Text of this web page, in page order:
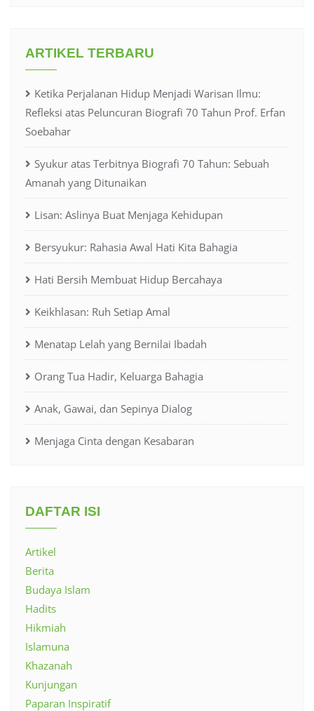
ARTIKEL TERBARU
Ketika Perjalanan Hidup Menjadi Warisan Ilmu:
Refleksi atas Peluncuran Biografi 70 Tahun Prof. Erfan
Soebahar
Syukur atas Terbitnya Biografi 70 Tahun: Sebuah
Amanah yang Ditunaikan
Lisan: Aslinya Buat Menjaga Kehidupan
Bersyukur: Rahasia Awal Hati Kita Bahagia
Hati Bersih Membuat Hidup Bercahaya
Keikhlasan: Ruh Setiap Amal
Menatap Lelah yang Bernilai Ibadah
Orang Tua Hadir, Keluarga Bahagia
Anak, Gawai, dan Sepinya Dialog
Menjaga Cinta dengan Kesabaran
DAFTAR ISI
Artikel
Berita
Budaya Islam
Hadits
Hikmiah
Islamuna
Khazanah
Kunjungan
Paparan Inspiratif